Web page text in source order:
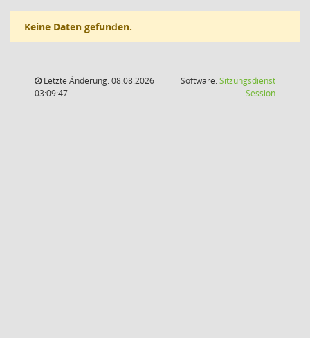
Keine Daten gefunden.
Letzte Änderung: 08.08.2026
03:09:47
Software:Sitzungsdienst
Session(Wird in